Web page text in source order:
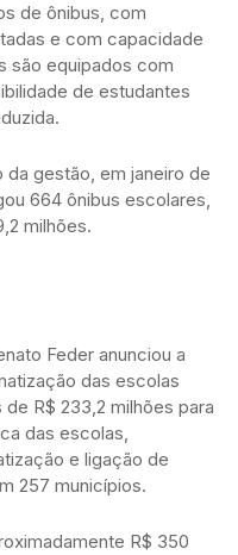
de ônibus, com
e com capacidade
são equipados com
de estudantes
gestão, em janeiro de
664 ônibus escolares,
milhões.
Feder anunciou a
das escolas
R$ 233,2 milhões para
das escolas,
e ligação de
257 municípios.
R$ 350